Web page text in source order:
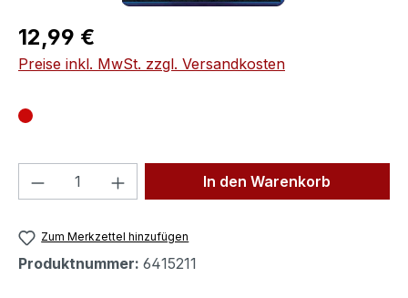
Regulärer Preis:
12,99 €
Preise inkl. MwSt. zzgl. Versandkosten
Produkt Anzahl: Gib denIn den Warenkorb
Zum Merkzettel hinzufügen
Produktnummer: 6415211